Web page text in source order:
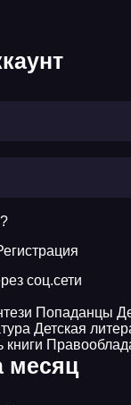
соц.сети
Попаданцы
Детская
книги
месяц